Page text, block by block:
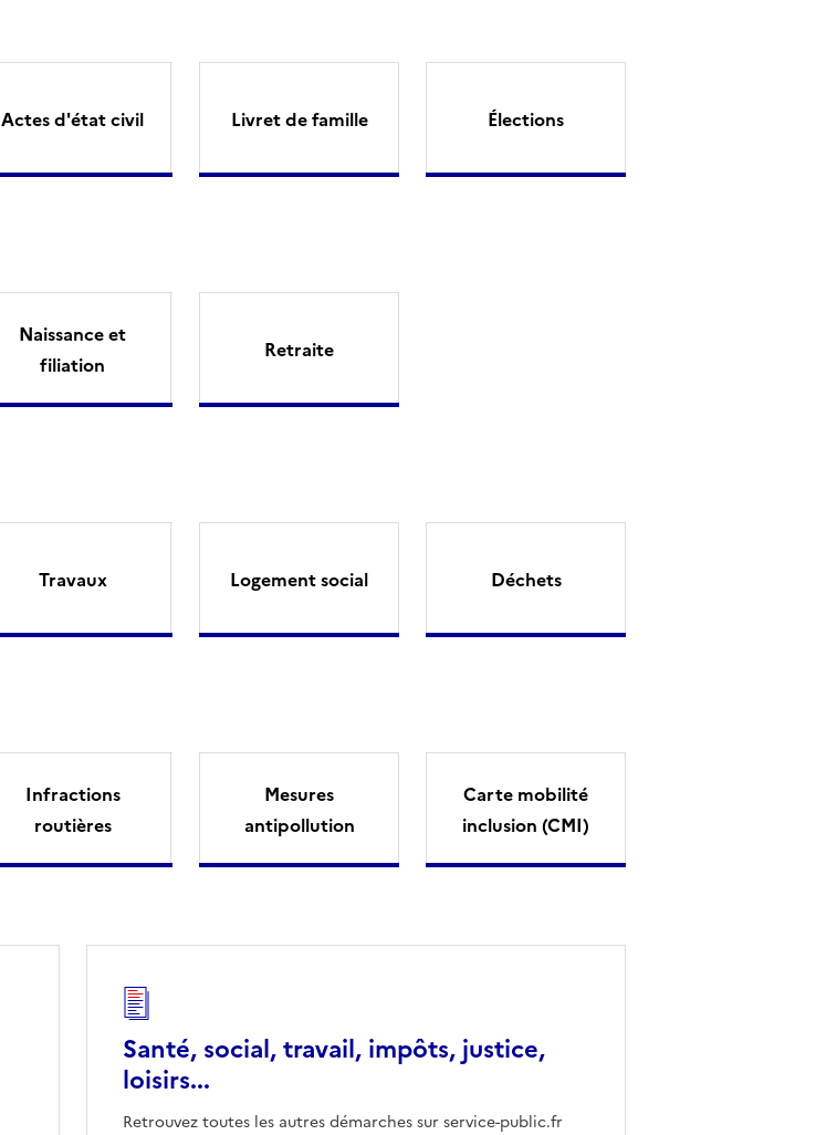
Actes d'état civil Livret de famille Élections
Naissance et
filiation
Retraite
Travaux Logement social Déchets
Infractions
routières
Mesures
antipollution
Carte mobilité
inclusion (CMI)
Santé, social, travail, impôts, justice,
loisirs...
Retrouvez toutes les autres démarches sur service-public.fr